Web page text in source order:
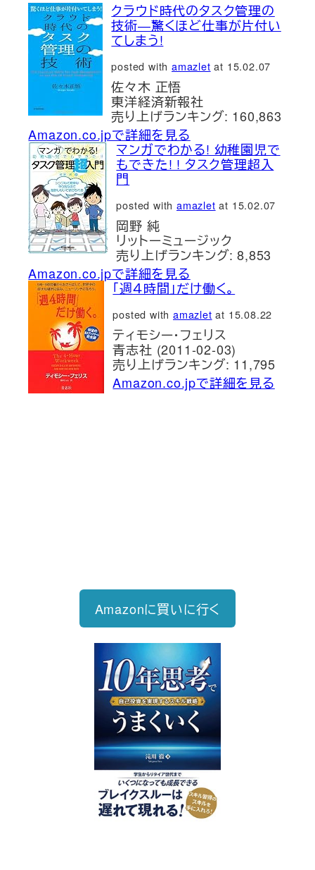
ようと思う。さぁ、今日も早速いっ...クラウド時代のタスク管理の
技術―驚くほど仕事が片付い
てしまう!
posted with amazlet at 15.02.07
佐々木 正悟
東洋経済新報社
売り上げランキング: 160,863
Amazon.co.jpで詳細を見る
マンガでわかる! 幼稚園児で
もできた! ! タスク管理超入
門
posted with amazlet at 15.02.07
岡野 純
リットーミュージック
売り上げランキング: 8,853
Amazon.co.jpで詳細を見る
「週４時間」だけ働く。
posted with amazlet at 15.08.22
ティモシー・フェリス
青志社 (2011-02-03)
売り上げランキング: 11,795
Amazon.co.jpで詳細を見る
Amazonに買いに行く